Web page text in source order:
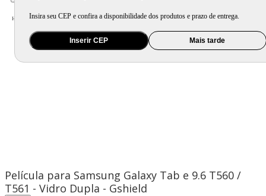
Insira seu CEP e confira a disponibilidade dos produtos e prazo de entrega.
Inserir CEP Mais tarde
Home Celular Tablet e Smartwatch / Acessório para Celular e Tablet
Película para Samsung Galaxy Tab e 9.6 T560 /
T561 - Vidro Dupla - Gshield